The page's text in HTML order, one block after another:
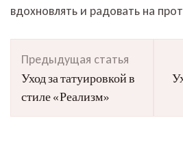
вдохновлять и радовать на
по
записям
Предыдущая статья
Уход за татуировкой в
стиле «Реализм»